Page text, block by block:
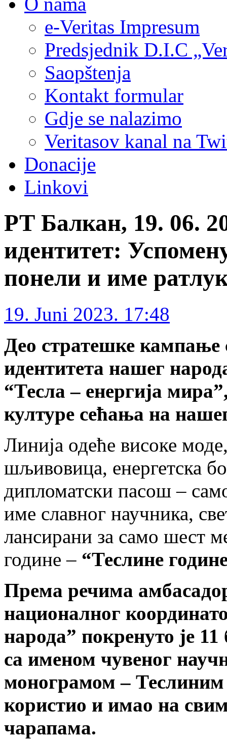
e-Veritas Impresum
Predsjednik D.I.C
Saopštenja
Kontakt formular
Gdje se nalazimo
Veritasov kanal na
Donacije
Linkovi
РТ Балкан, 19. 06.
идентитет:
понели и име
19. Juni 2023. 17:48
Део стратешке кампање
идентитета нашег
“Тесла – енергија
културе сећања на
Линија одеће високе
шљивовица, енергетска
дипломатски пасош –
име славног научника,
лансирани за само шест
године – “Теслине
Према речима
националног
народа” покренуто је
са именом чувеног
монограмом – Теслиним
користио и имао на
чарапама.